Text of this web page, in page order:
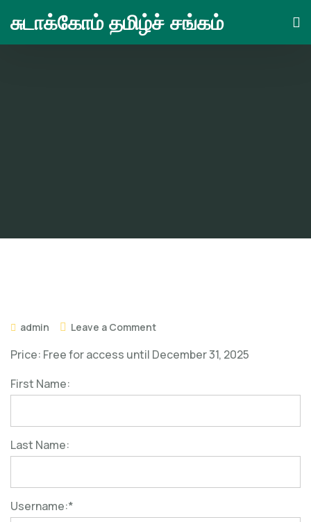
சுடாக்கோம் தமிழ்ச் சங்கம்
admin Leave a Commenton
Price: Free for access until December 31, 2025
First Name:
Last Name:
Username:*